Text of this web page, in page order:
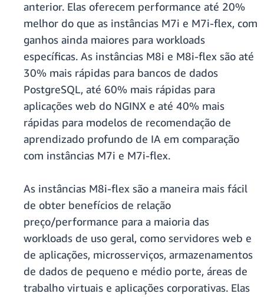
anterior. Elas oferecem performance até 20%
melhor do que as instâncias M7i e M7i-flex, com
ganhos ainda maiores para workloads
específicas. As instâncias M8i e M8i-flex são até
30% mais rápidas para bancos de dados
PostgreSQL, até 60% mais rápidas para
aplicações web do NGINX e até 40% mais
rápidas para modelos de recomendação de
aprendizado profundo de IA em comparação
com instâncias M7i e M7i-flex.
As instâncias M8i-flex são a maneira mais fácil
de obter benefícios de relação
preço/performance para a maioria das
workloads de uso geral, como servidores web e
de aplicações, microsserviços, armazenamentos
de dados de pequeno e médio porte, áreas de
trabalho virtuais e aplicações corporativas. Elas